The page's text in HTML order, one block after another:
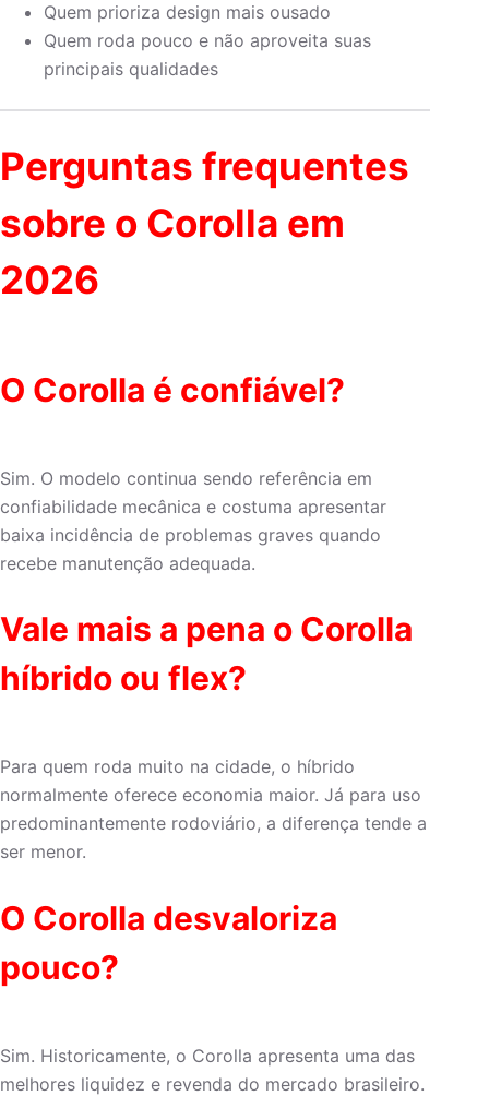
Quem prioriza design mais ousado
Quem roda pouco e não aproveita suas
principais qualidades
Perguntas frequentes
sobre o Corolla em
2026
O Corolla é confiável?
Sim. O modelo continua sendo referência em
confiabilidade mecânica e costuma apresentar
baixa incidência de problemas graves quando
recebe manutenção adequada.
Vale mais a pena o Corolla
híbrido ou flex?
Para quem roda muito na cidade, o híbrido
normalmente oferece economia maior. Já para uso
predominantemente rodoviário, a diferença tende a
ser menor.
O Corolla desvaloriza
pouco?
Sim. Historicamente, o Corolla apresenta uma das
melhores liquidez e revenda do mercado brasileiro.